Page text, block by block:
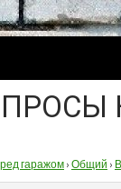
гаражом› Общий ›